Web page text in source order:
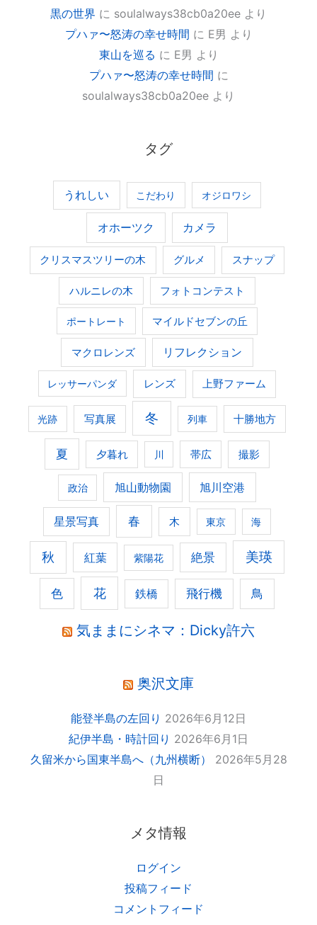
黒の世界 に soulalways38cb0a20ee より
プハァ〜怒涛の幸せ時間 に E男 より
東山を巡る に E男 より
プハァ〜怒涛の幸せ時間 に
soulalways38cb0a20ee より
タグ
うれしい こだわり オジロワシ
オホーツク カメラ
クリスマスツリーの木 グルメ スナップ
ハルニレの木 フォトコンテスト
ポートレート マイルドセブンの丘
マクロレンズ リフレクション
レッサーパンダ レンズ 上野ファーム
光跡 写真展 冬 列車 十勝地方
夏 夕暮れ 川 帯広 撮影
政治 旭山動物園 旭川空港
星景写真 春 木 東京 海
秋 紅葉 紫陽花 絶景 美瑛
色 花 鉄橋 飛行機 鳥
気ままにシネマ：Dicky許六
奥沢文庫
能登半島の左回り 2026年6月12日
紀伊半島・時計回り 2026年6月1日
久留米から国東半島へ（九州横断）
2026年5月28
日
メタ情報
ログイン
投稿フィード
コメントフィード